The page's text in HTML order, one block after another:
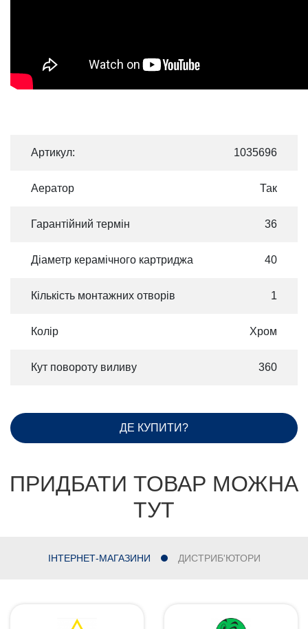
Артикул: 1035696
Аератор Так
Гарантійний термін 36
Діаметр керамічного картриджа 40
Кількість монтажних отворів 1
Колір Хром
Кут повороту виливу 360
ДЕ КУПИТИ?
ПРИДБАТИ ТОВАР МОЖНА
ТУТ
ІНТЕРНЕТ-МАГАЗИНИ ДИСТРИБ'ЮТОРИ